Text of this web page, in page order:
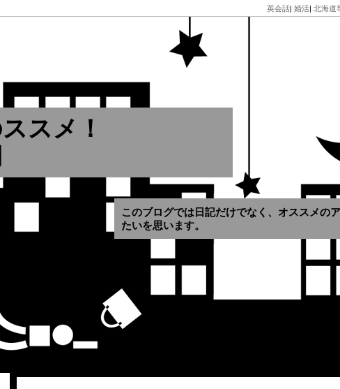
英会話| 婚活| 北海道
スメ！
このブログでは日記だけでなく、オススメの
たいを思います。